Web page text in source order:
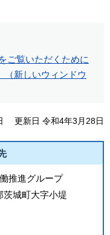
ご覧いただくために
（新しいウィンドウ
更新日 令和4年3月28日
推進グループ
茨城町大字小堤